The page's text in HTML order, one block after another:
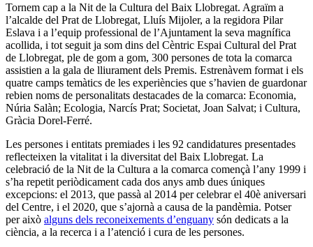
Tornem cap a la Nit de la Cultura del Baix Llobregat. Agraïm a
l’alcalde del Prat de Llobregat, Lluís Mijoler, a la regidora Pilar
Eslava i a l’equip professional de l’Ajuntament la seva magnífica
acollida, i tot seguit ja som dins del Cèntric Espai Cultural del Prat
de Llobregat, ple de gom a gom, 300 persones de tota la comarca
assistien a la gala de lliurament dels Premis. Estrenàvem format i els
quatre camps temàtics de les experiències que s’havien de guardonar
rebien noms de personalitats destacades de la comarca: Economia,
Núria Salàn; Ecologia, Narcís Prat; Societat, Joan Salvat; i Cultura,
Gràcia Dorel-Ferré.
Les persones i entitats premiades i les 92 candidatures presentades
reflecteixen la vitalitat i la diversitat del Baix Llobregat. La
celebració de la Nit de la Cultura a la comarca començà l’any 1999 i
s’ha repetit periòdicament cada dos anys amb dues úniques
excepcions: el 2013, que passà al 2014 per celebrar el 40è aniversari
del Centre, i el 2020, que s’ajornà a causa de la pandèmia. Potser
per això alguns dels reconeixements d’enguany són dedicats a la
ciència, a la recerca i a l’atenció i cura de les persones.